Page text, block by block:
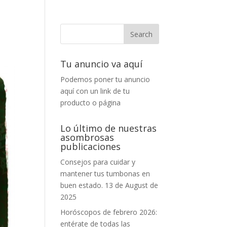
Tu anuncio va aquí
Podemos poner tu anuncio
aquí con un link de tu
producto o página
Lo último de nuestras
asombrosas
publicaciones
Consejos para cuidar y
mantener tus tumbonas en
buen estado. 13 de August de
2025
Horóscopos de febrero 2026:
entérate de todas las